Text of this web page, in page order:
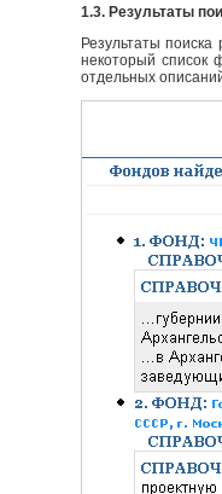
1.3. Результаты
Результаты
некоторый список
отдельных